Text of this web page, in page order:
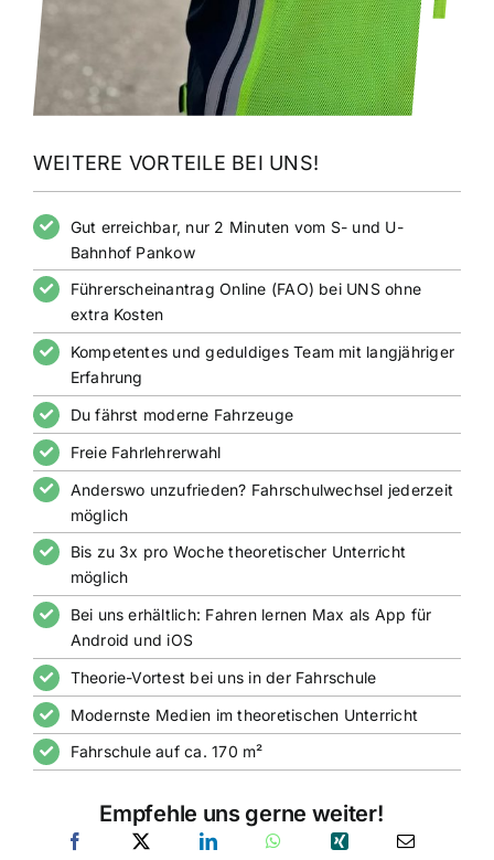
WEITERE VORTEILE BEI UNS!
Gut erreichbar, nur 2 Minuten vom S- und U-
Bahnhof Pankow
Führerscheinantrag Online (FAO) bei UNS ohne
extra Kosten
Kompetentes und geduldiges Team mit langjähriger
Erfahrung
Du fährst moderne Fahrzeuge
Freie Fahrlehrerwahl
Anderswo unzufrieden? Fahrschulwechsel jederzeit
möglich
Bis zu 3x pro Woche theoretischer Unterricht
möglich
Bei uns erhältlich: Fahren lernen Max als App für
Android und iOS
Theorie-Vortest bei uns in der Fahrschule
Modernste Medien im theoretischen Unterricht
Fahrschule auf ca. 170 m²
Empfehle uns gerne weiter!